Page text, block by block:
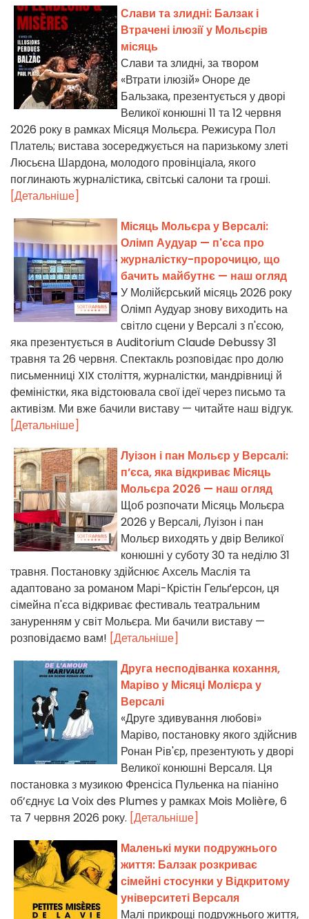
Слави та злидні: Балзак і
Втрачені ілюзії у Мольєрів
місяць
Слави та злидні, за твором
«Втрати ілюзій» Оноре де
Бальзака, презентується у дворі
Великої конюшні 11 та 12 червня
2026 року в рамках Місяця Мольєра. Режисура Пол
Платель; вистава зосереджується на паризькому злеті
Люсьєна Шардона, молодого провінціала, якого
поглинають журналістика, світські салони та гроші.
[Детальніше]
Місяць Мольєра у Версалі:
Олімп Аудуар — п'єса про
журналістку-пророчицю, що
бачить майбутнє — наш огляд
У Молійєрський місяць 2026 року
Олімп Аудуар знову виходить на
світло сцени у Версалі з п'єсою,
яка презентується в Auditorium Claude Debussy 31
травня та 26 червня. Спектакль розповідає про долю
письменниці XIX століття, журналістки, мандрівниці й
феміністки, яка відстоювала свої ідеї через письмо та
активізм. Ми вже бачили виставу — читайте наш відгук.
[Детальніше]
Луізон і пан Мольєр у Версалі:
п’єса, яка відкриває Місяць
Мольєра 2026 — наш огляд
Щоб розпочати Місяць Мольєра
2026 у Версалі, Луізон і пан
Мольєр виходять у двір Великої
конюшні у суботу 30 та неділю 31
травня. Постановку здійснює Ахсель Маслія та
адаптовано за романом Марі-Крістін Гельґерсон, ця
сімейна п'єса відкриває фестиваль театральним
зануренням у світ Мольєра. Ми бачили виставу —
розповідаємо вам! [Детальніше]
Друга несподіванка кохання,
Маріво у Місяці Молієра у
Версалі
«Друге здивування любові»
Маріво, постановку якого здійснив
Ронан Рів'єр, презентують у дворі
Великої конюшні Версаля. Ця
постановка з музикою Френсіса Пульенка на піаніно
об’єднує La Voix des Plumes у рамках Mois Molière, 6
та 7 червня 2026 року. [Детальніше]
Маленькі муки подружнього
життя: Балзак розкриває
сімейні стосунки у Відкритому
університеті Версаля
Малі прикрощі подружнього життя,